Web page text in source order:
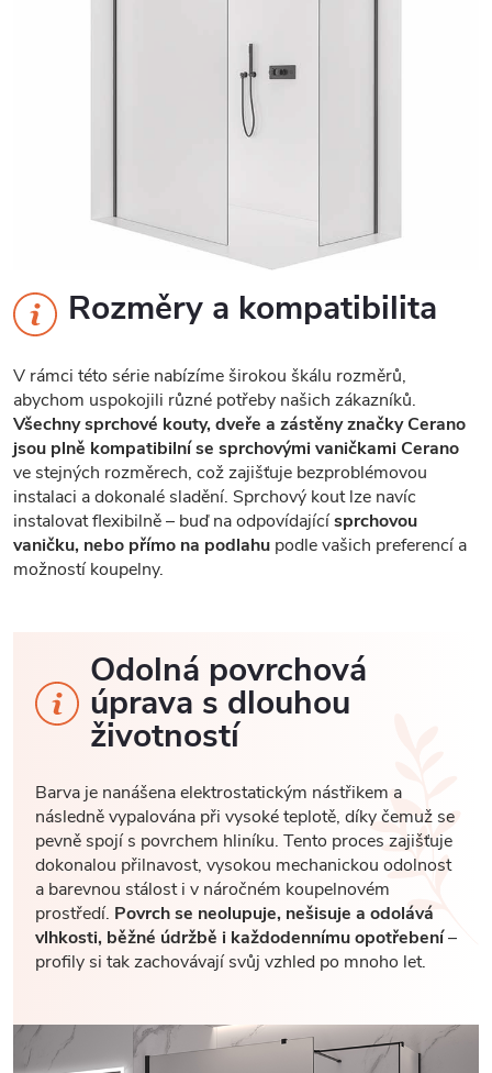
Rozměry a kompatibilita
V rámci této série nabízíme širokou škálu rozměrů,
abychom uspokojili různé potřeby našich zákazníků.
Všechny sprchové kouty, dveře a zástěny značky Cerano
jsou plně kompatibilní se sprchovými vaničkami Cerano
ve stejných rozměrech, což zajišťuje bezproblémovou
instalaci a dokonalé sladění. Sprchový kout lze navíc
instalovat flexibilně – buď na odpovídajícísprchovou
vaničku, nebo přímo na podlahu podle vašich preferencí a
možností koupelny.
Odolná povrchová
úprava s dlouhou
životností
Barva je nanášena elektrostatickým nástřikem a
následně vypalována při vysoké teplotě, díky čemuž se
pevně spojí s povrchem hliníku. Tento proces zajišťuje
dokonalou přilnavost, vysokou mechanickou odolnost
a barevnou stálost i v náročném koupelnovém
prostředí. Povrch se neolupuje, nešisuje a odolává
vlhkosti, běžné údržbě i každodennímu opotřebení–
profily si tak zachovávají svůj vzhled po mnoho let.